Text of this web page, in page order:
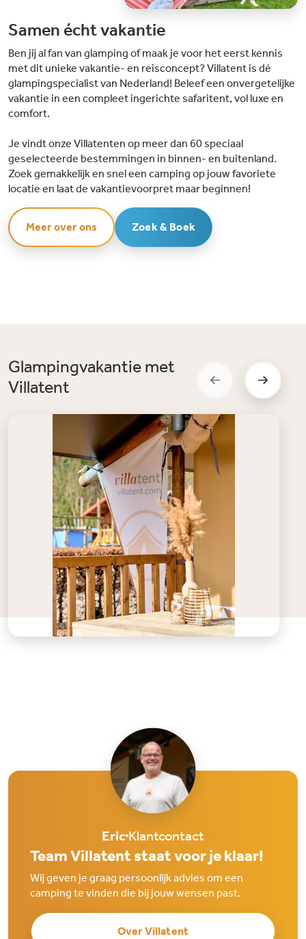
Samen écht vakantie
Ben jij al fan van glamping of maak je voor het eerst kennis
met dit unieke vakantie- en reisconcept? Villatent is dé
glampingspecialist van Nederland! Beleef een onvergetelijke
vakantie in een compleet ingerichte safaritent, vol luxe en
comfort.
Je vindt onze Villatenten op meer dan 60 speciaal
geselecteerde bestemmingen in binnen- en buitenland.
Zoek gemakkelijk en snel een camping op jouw favoriete
locatie en laat de vakantievoorpret maar beginnen!
Meer over ons Zoek & Boek
Glampingvakantie met
Villatent
Eric Klantcontact
Team Villatent staat voor je klaar!
Wij geven je graag persoonlijk advies om een
camping te vinden die bij jouw wensen past.
Over Villatent